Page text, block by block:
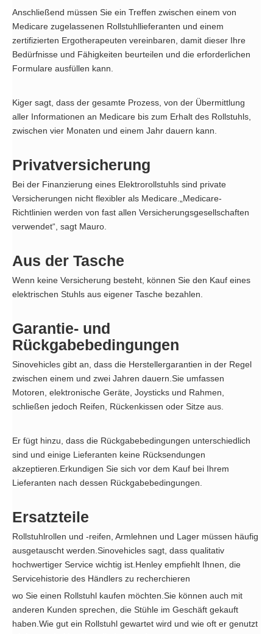
Anschließend müssen Sie ein Treffen zwischen einem von
Medicare zugelassenen Rollstuhllieferanten und einem
zertifizierten Ergotherapeuten vereinbaren, damit dieser Ihre
Bedürfnisse und Fähigkeiten beurteilen und die erforderlichen
Formulare ausfüllen kann.
Kiger sagt, dass der gesamte Prozess, von der Übermittlung
aller Informationen an Medicare bis zum Erhalt des Rollstuhls,
zwischen vier Monaten und einem Jahr dauern kann.
Privatversicherung
Bei der Finanzierung eines Elektrorollstuhls sind private
Versicherungen nicht flexibler als Medicare.„Medicare-
Richtlinien werden von fast allen Versicherungsgesellschaften
verwendet“, sagt Mauro.
Aus der Tasche
Wenn keine Versicherung besteht, können Sie den Kauf eines
elektrischen Stuhls aus eigener Tasche bezahlen.
Garantie- und
Rückgabebedingungen
Sinovehicles gibt an, dass die Herstellergarantien in der Regel
zwischen einem und zwei Jahren dauern.Sie umfassen
Motoren, elektronische Geräte, Joysticks und Rahmen,
schließen jedoch Reifen, Rückenkissen oder Sitze aus.
Er fügt hinzu, dass die Rückgabebedingungen unterschiedlich
sind und einige Lieferanten keine Rücksendungen
akzeptieren.Erkundigen Sie sich vor dem Kauf bei Ihrem
Lieferanten nach dessen Rückgabebedingungen.
Ersatzteile
Rollstuhlrollen und -reifen, Armlehnen und Lager müssen häufig
ausgetauscht werden.Sinovehicles sagt, dass qualitativ
hochwertiger Service wichtig ist.Henley empfiehlt Ihnen, die
Servicehistorie des Händlers zu recherchieren
wo Sie einen Rollstuhl kaufen möchten.Sie können auch mit
anderen Kunden sprechen, die Stühle im Geschäft gekauft
haben.Wie gut ein Rollstuhl gewartet wird und wie oft er genutzt